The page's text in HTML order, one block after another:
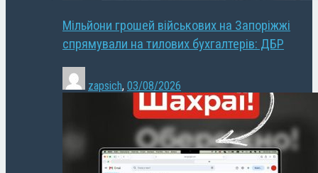
Мільйони грошей військових на Запоріжжі
спрямували на тилових бухгалтерів: ДБР
zapsich, 03/08/2026